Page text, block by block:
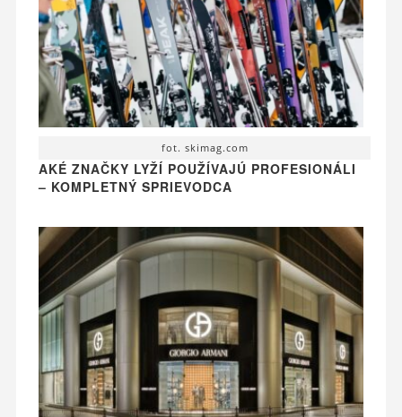
fot. skimag.com
AKÉ ZNAČKY LYŽÍ POUŽÍVAJÚ PROFESIONÁLI
– KOMPLETNÝ SPRIEVODCA